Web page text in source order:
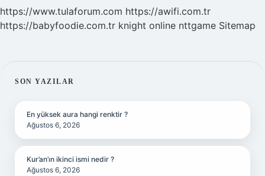
https://www.tulaforum.com https://awifi.com.tr
https://babyfoodie.com.tr knight online nttgame Sitemap
SIDEBAR
SON YAZILAR
En yüksek aura hangi renktir ?
Ağustos 6, 2026
Kur’an’ın ikinci ismi nedir ?
Ağustos 6, 2026